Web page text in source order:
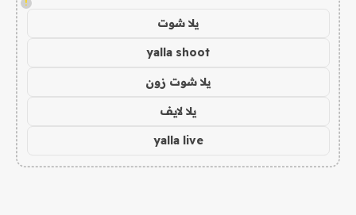
!
يلا شوت
yalla shoot
يلا شوت زون
يلا لايف
yalla live